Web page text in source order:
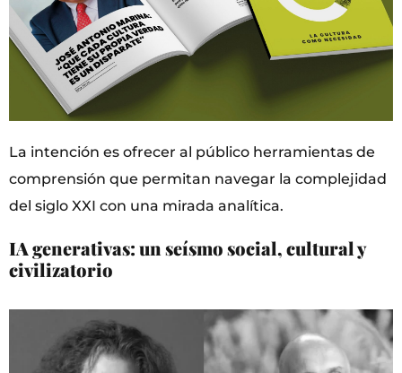
La intención es ofrecer al público herramientas de
comprensión que permitan navegar la complejidad
del siglo XXI con una mirada analítica.
IA generativas: un seísmo social, cultural y
civilizatorio